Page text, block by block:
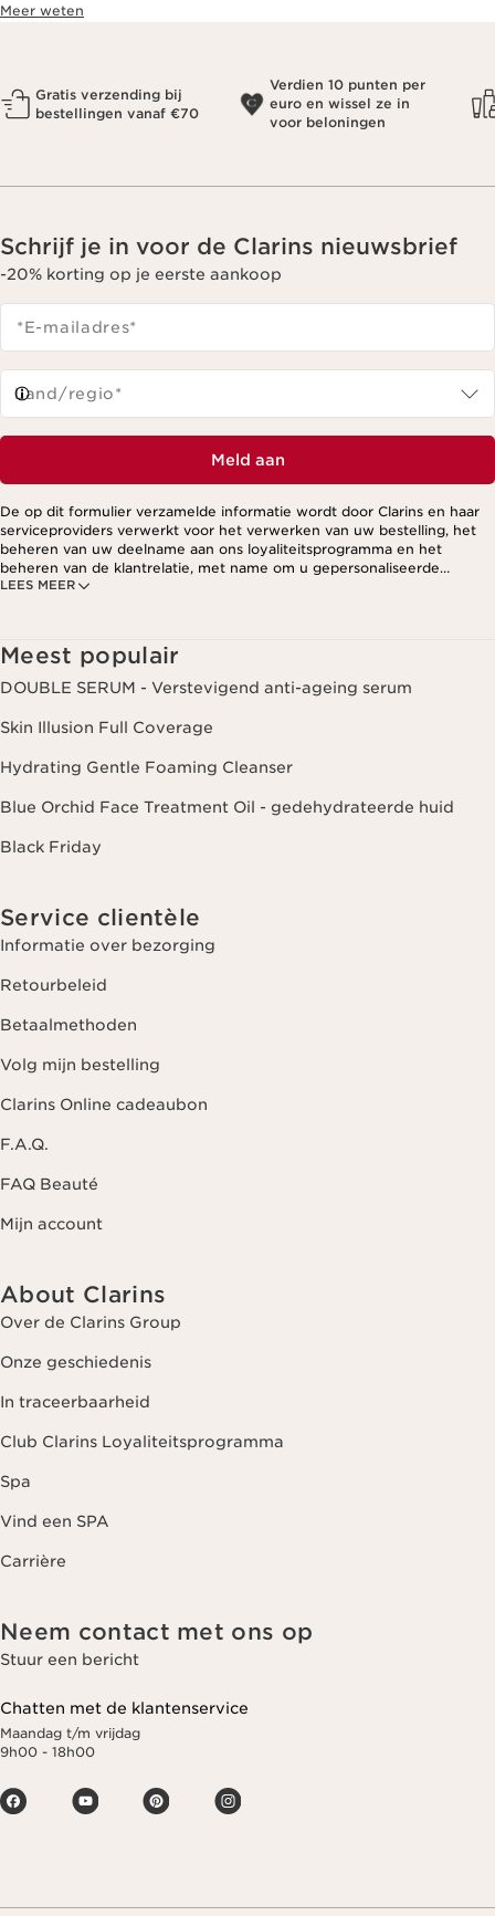
Meer weten
Gratis verzending bij
bestellingen vanaf €70
Verdien 10 punten per
euro en wissel ze in
voor beloningen
Schrijf je in voor de Clarins nieuwsbrief
-20% korting op je eerste aankoop
*E-mailadres*
Land/regio*
Meld aan
LEES MEER
De op dit formulier verzamelde informatie wordt door Clarins en haar
serviceproviders verwerkt voor het verwerken van uw bestelling, het
beheren van uw deelname aan ons loyaliteitsprogramma en het
beheren van de klantrelatie, met name om u gepersonaliseerde
aanbiedingen te kunnen sturen op basis van uw eerdere aankopen en
Meest populair
DOUBLE SERUM - Verstevigend anti-ageing serum
Skin Illusion Full Coverage
Hydrating Gentle Foaming Cleanser
Blue Orchid Face Treatment Oil - gedehydrateerde huid
Black Friday
Service clientèle
Informatie over bezorging
Retourbeleid
Betaalmethoden
Volg mijn bestelling
Clarins Online cadeaubon
F.A.Q.
FAQ Beauté
Mijn account
About Clarins
Over de Clarins Group
Onze geschiedenis
In traceerbaarheid
Club Clarins Loyaliteitsprogramma
Spa
Vind een SPA
Carrière
Neem contact met ons op
Stuur een bericht
Chatten met de klantenservice
Maandag t/m vrijdag
9h00 - 18h00